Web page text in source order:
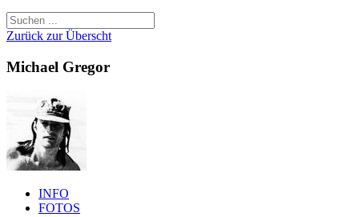
Zurück zur Überscht
Michael Gregor
INFO
FOTOS